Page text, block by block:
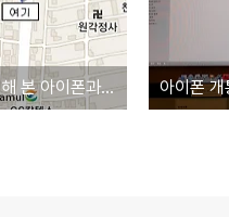
사례로 비교해 본 아이폰과 스마트폰/PDA